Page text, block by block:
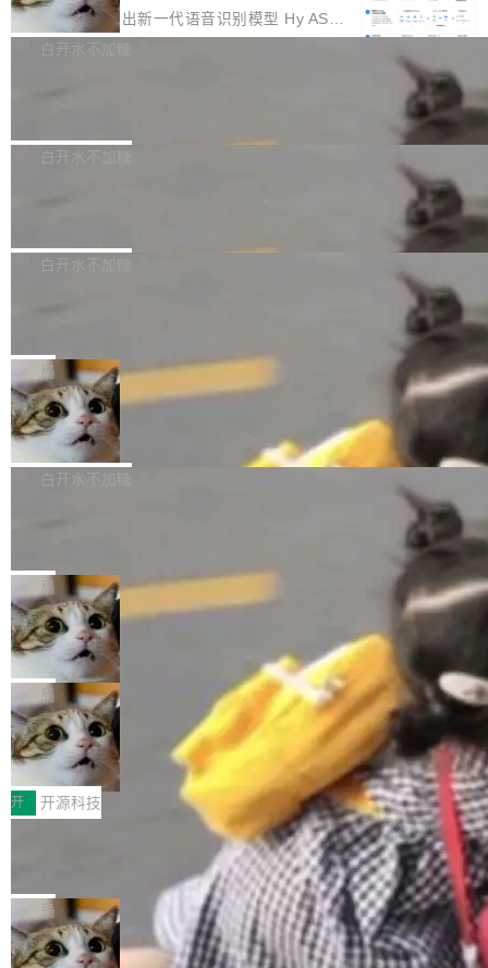
颈。 代码仓深度理解服务（以下简称" CodeBas
e深度理解服务"）是华为云码道（CodeA...
的账号密码进入A集群，输入了一条被程序员圈
称为"删库跑路"的命令——最高管理员权限、无
自研的多个文生3D和...
存永远不够用。 Cloudflare 的 Workers AI 团队
一直在跑这些模型的推理。他们在官方博客上发
整性保护。效果是：吞吐量提升 41%，每 token
腾讯混元正式推出新一代语音识别模型 Hy ASR
3.0preview。基于最新一代大语言模型 Hy3 的
让语音识别不再只是听清，而是真正听懂。通过
w 不要求标准普通话，方言识别覆盖粤语、吴语
白开水不加糖
新和少量网页兼容性修复版本。 Changes/fixe
容提供的字体时出现的几个问题 为避免音频加
质的最低采样率）的音频格式将被拒绝 修复了 C
SS 圆角虚线样式中可能存在的问题 如果表单中
的图像元素不在同一个子树中，则它们将不再关
联 加...
白开水不加糖
发布的 Release Notes，他利用 AI 工具（如 Co
最强的若干项。对于尚未正式发版的 PG 19，则
通过拉取过去一年内（从 PG 18 Beta1 时间点
至今）的所有 commit，同样交由 AI 分析提炼。
经过人工复核，准确度令人满意。这一方法也为
社区爱好者提供了高效跟踪新版本的思路。
白开水不加糖
维护工作一直与我的日常工作、家务、社交生活
和休闲娱乐竞争时间。" 这是 libexpat 维护者 S
ebastian Pipping 写在博客里的话。8 月 4 日，
他宣布了一个新消息：从 2026 年 8 月 1 日起，
他可以全职维护 libexpat 了，最长 6 个月。发
库之一。你的操作系统、浏览器、无数的基础设
施软件，很可能都在用它。而过去十年，维护它
的人一直在用业余...
局
Firefox 153.0.3 发布
Firefox 153.0.3 现已发布，具体更新内容如
下： New Smart Window 包含多项增强功能：
gi?id=2019042">Bug&nbsp;2019042</a>）</l
i> <li>现在，助手可以直接使用 Exa 的网络搜索
结果回答问题，而无需将问题转交给搜索引擎。
（<a href="https://bugzilla.mozilla.org/show_
bug.cgi?id=204...
白开水不加糖
的 npm 包。项目的核心论点是：容器不适合 Ag
ent 计算。真正适合的，是 Isolate。 Cloudflare
工程师在这件事上没什么可谦虚的——他们用 W
orkers 跑了十年 Isolate。用 CEO Matthew Pri
nce 的话说：「我们一生都在用 Isolate 运行代
码，而 AI Agent 不需要容器，它们需要的是 Iso
late。」 容器为什么不合适 容器的问题在于启动
和销毁都太重了。一个 Agent 要执行的任务可能
只需要几毫秒的 CPU 时间，但容器从冷启动到
就绪要花数秒。如果未来有十...
局
OpenAI 公开邮件和聊天记录回应苹果
诉讼，称“Apple is getting this wron
g”
上个月，苹果一纸诉状把 OpenAI 告上法庭，指
控其挖角苹果前员工并窃取商业秘密。苹果的诉
状把 OpenAI 描述成一个系统性地从前东家挖
人、套取机密信息的对手。 OpenAI 没发律师
函，也没选择庭外沉默。它在官网贴了一篇博
文，标题只有六个字：Apple is getting this wro
ng。 然后，它把邮件往来和 iMessage 聊天记
录全贴了出来。 他发错人了 苹果外部律师 Gabr
iel Gross 来自 Weil 律所，2 月 23 日下午 5:53
给 OpenAI 总法律顾问 Che Chang 发了封邮
件，附了一封长信，要求 OpenAI 配合调查前苹
果员工带走机密信...
局
HUAWEI MatePad Edge上架WorkBu
ddy鸿蒙PC版，说话就能干活的AI办公
搭子
全能AI工作台WorkBuddy鸿蒙PC版上架HUAWE
I MatePad Edge应用市场，直接下载即可使
用，与鸿蒙电脑上的体验一致。值得一提的是，
这是目前市面上唯一支持平板接入WorkBuddy P
C版的产品，搭载“人机双写”重磅功能——你写
你的，AI写AI的，同屏协作互不干扰。一句话让
AI帮你干活，现在开启全新体验！ 温馨提示：
体验WorkBuddy鸿蒙PC版前，请将 HUAWEI M
开 开源科技
FFmpeg 9.0 发布：代号“Lei”，以此纪
全球知名开源多媒体框架 FFmpeg 今天正式发
布了 9.0 版本。这个版本除了带来新一代音视频
处理能力和硬件加速支持之外，还有一个特殊之
处：FFmpeg 9.0 的代号是“Lei”。 这个名字，
局
亚马逊成本失控：AI 写代码烧掉 1215